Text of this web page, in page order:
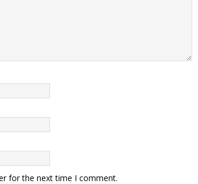
for the next time I comment.